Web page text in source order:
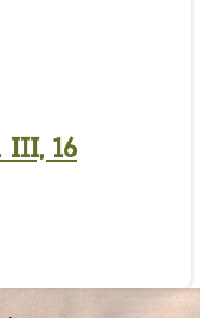
16